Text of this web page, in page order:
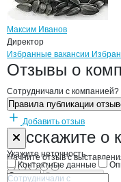
Максим Иванов
Директор
Бренды
Вакансии в
Избранные вакансии
Новости o
Отзывы о
Сотрудничали с компанией?
Правила публикации
Добавить отзыв
Расскажите о
Начните отзыв с
Форма
Укажите неточность
Контактные данные
Отмена Опубликовать